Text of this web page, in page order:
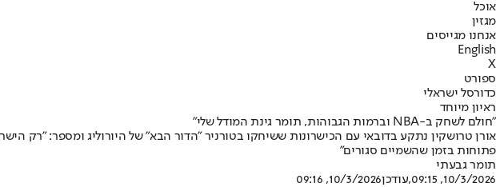
אוכל
מגזין
אנחנו מגייסים
English
X
ספורט
כדורסל ישראלי
ראיון מיוחד
"חולם לשחק ב-NBA וברמות הגבוהות, תומר גינת המודל שלי"
אורן טרושקין נתקע בדובאי עם הכישרונות ששיחקו בטורניר "הדור הבא" של היורוליג ומספר: "רק
פתוחות בזמן שהשמיים סגורים"
תומר גבעתי
10/3/2026, 09:15
,עודכן10/3/2026, 09:16